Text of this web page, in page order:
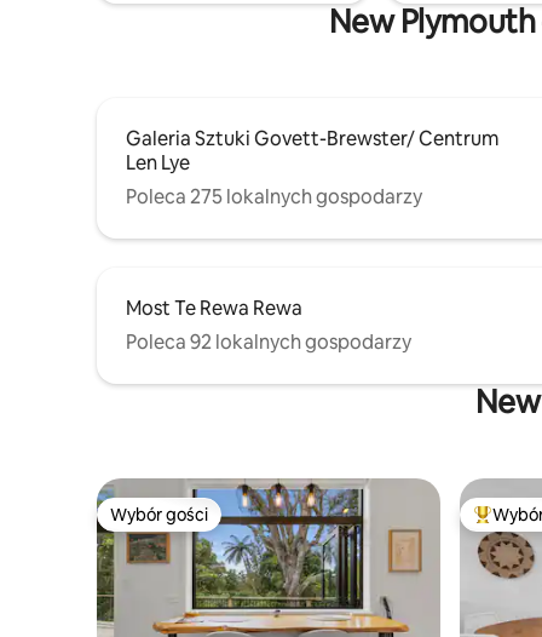
New
Galeria Sztuki Govett-Brewster/ Centrum
Len Lye
Poleca 275 lokalnych gospodarzy
Most Te Rewa Rewa
Poleca 92 lokalnych gospodarzy
Wybór gości
Wybór gości